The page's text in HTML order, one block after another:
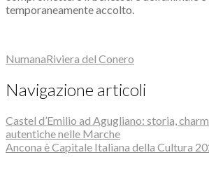
temporaneamente accolto.
NumanaRiviera del Conero
Navigazione articoli
Castel d’Emilio ad Agugliano: storia,
autentiche nelle Marche
Ancona è Capitale Italiana della Cultura